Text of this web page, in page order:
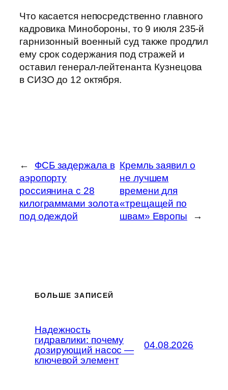
Что касается непосредственно главного
кадровика Минобороны, то 9 июля 235-й
гарнизонный военный суд также продлил
ему срок содержания под стражей и
оставил генерал-лейтенанта Кузнецова
в СИЗО до 12 октября.
←
ФСБ задержала в
аэропорту
россиянина с 28
килограммами золота
под одеждой
Кремль заявил о
не лучшем
времени для
«трещащей по
швам» Европы
→
БОЛЬШЕ ЗАПИСЕЙ
Надежность
гидравлики: почему
дозирующий насос —
ключевой элемент
04.08.2026